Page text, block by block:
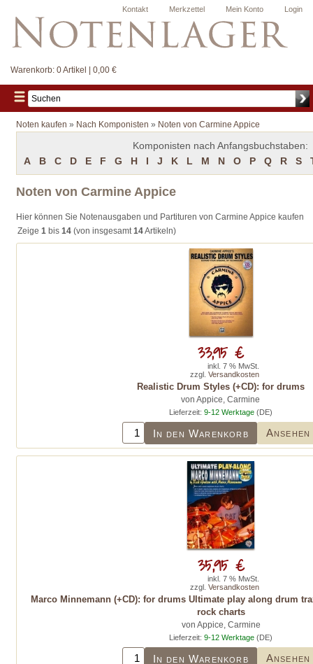
Login
Mein Konto
Merkzettel
Kontakt
Warenkorb: 0 Artikel | 0,00 €
Noten kaufen » Nach Komponisten » Noten von Carmine Appice
Komponisten nach Anfangsbuchstaben:
A
B C D E F G H I J K L M N O P Q R S
Noten von Carmine Appice
Hier können Sie Notenausgaben und Partituren von Carmine Appice kaufen
Zeige 1 bis 14 (von insgesamt14Artikeln)
Realistic Drum Styles (+CD): for drums
von Appice, Carmine
Lieferzeit: 9-12 Werktage(DE)
In den Warenkorb Ansehen
33,95 €
inkl. 7 % MwSt.
zzgl. Versandkosten
Marco Minnemann (+CD): for drums Ultimate play along drum
rock charts
von Appice, Carmine
Lieferzeit: 9-12 Werktage (DE)
In den Warenkorb Ansehen
35,95 €
inkl. 7 % MwSt.
zzgl. Versandkosten